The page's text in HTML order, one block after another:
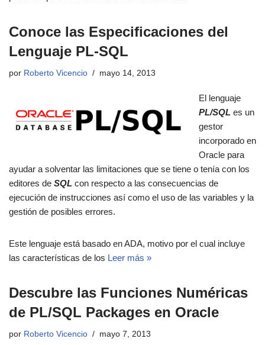
Conoce las Especificaciones del
Lenguaje PL-SQL
por Roberto Vicencio mayo 14, 2013
El lenguaje
PL/SQL es un
gestor
incorporado en
Oracle para
ayudar a solventar las limitaciones que se tiene o tenía con los
editores de SQL con respecto a las consecuencias de
ejecución de instrucciones así como el uso de las variables y la
gestión de posibles errores.
Este lenguaje está basado en ADA, motivo por el cual incluye
las características de los Leer más »
Descubre las Funciones Numéricas
de PL/SQL Packages en Oracle
por Roberto Vicencio mayo 7, 2013